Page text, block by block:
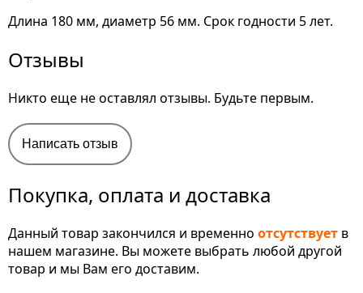
Длина 180 мм, диаметр 56 мм. Срок годности 5 лет.
Отзывы
Никто еще не оставлял отзывы. Будьте первым.
Написать отзыв
Покупка, оплата и доставка
Данный товар закончился и временно отсутствует в
нашем магазине. Вы можете выбрать любой другой
товар и мы Вам его доставим.